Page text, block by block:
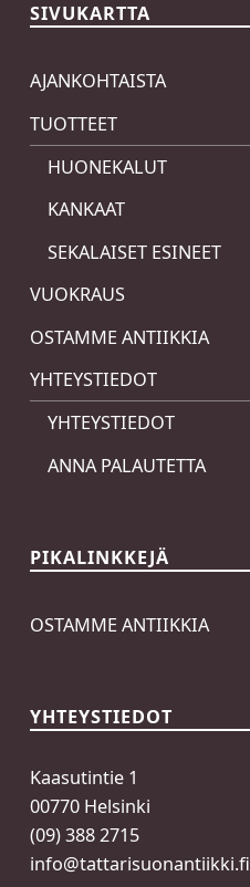
SIVUKARTTA
AJANKOHTAISTA
TUOTTEET
HUONEKALUT
KANKAAT
SEKALAISET ESINEET
VUOKRAUS
OSTAMME ANTIIKKIA
YHTEYSTIEDOT
YHTEYSTIEDOT
ANNA PALAUTETTA
PIKALINKKEJÄ
OSTAMME ANTIIKKIA
YHTEYSTIEDOT
Kaasutintie 1
00770 Helsinki
(09) 388 2715
info@tattarisuonantiikki.fi